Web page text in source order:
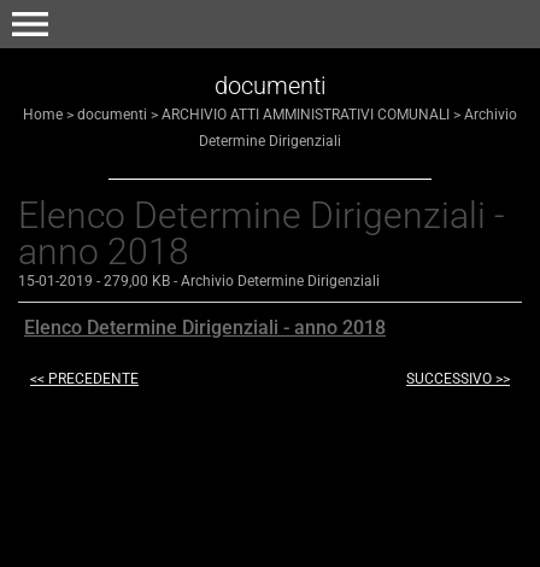
menu
documenti
Home > documenti > ARCHIVIO ATTI AMMINISTRATIVI COMUNALI > Archivio
Determine Dirigenziali
Elenco Determine Dirigenziali -
anno 2018
15-01-2019 - 279,00 KB - Archivio Determine Dirigenziali
Elenco Determine Dirigenziali - anno 2018
<< PRECEDENTE SUCCESSIVO >>